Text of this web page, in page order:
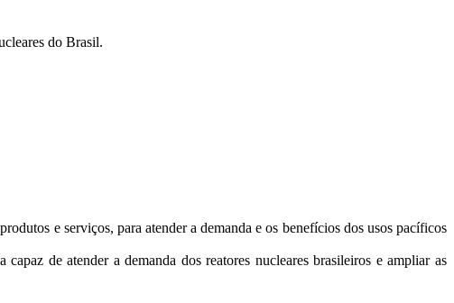
do Brasil.
e serviços, para atender a demanda e os benefícios dos usos pacíficos
de atender a demanda dos reatores nucleares brasileiros e ampliar as